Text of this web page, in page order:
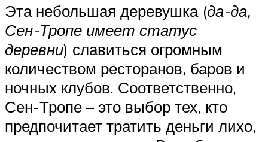
Эта небольшая деревушка (да-да,
Сен-Тропе имеет статус
деревни) славиться огромным
количеством ресторанов, баров и
ночных клубов. Соответственно,
Сен-Тропе – это выбор тех, кто
предпочитает тратить деньги лихо,